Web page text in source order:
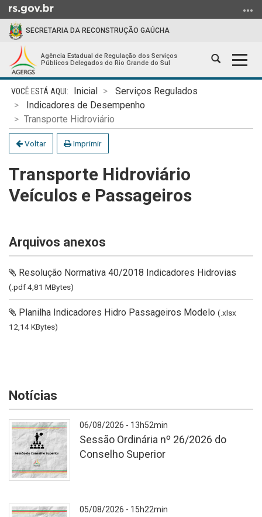
para
conteúdo
para
menu
para
SECRETARIA DA RECONSTRUÇÃO GAÚCHA
Agência Estadual de Regulação dos Serviços
Públicos Delegados do Rio Grande do Sul
Abrir
Início
conteúdo
Inicial
Serviços Regulados
Indicadores de Desempenho
Transporte Hidroviário
Voltar Imprimir
Transporte Hidroviário
Veículos e Passageiros
Arquivos anexos
Resolução Normativa 40/2018 Indicadores Hidrovias
(.pdf 4,81 MBytes)
Planilha Indicadores Hidro Passageiros Modelo (.xlsx
12,14 KBytes)
Notícias
A
06/08/2026 - 13h52min
Sessão Ordinária nº 26/2026 do
Conselho Superior
05/08/2026 - 15h22min